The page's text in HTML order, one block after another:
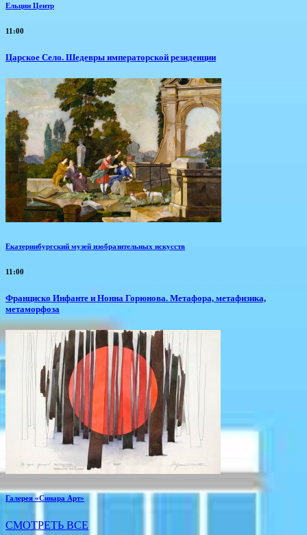
Ельцин Центр
11:00
Царское Село. Шедевры императорской резиденции
Екатеринбургский музей изобразительных искусств
11:00
Франциско Инфанте и Нонна Горюнова. Метафора, метафизика,
метаморфоза
Галерея «Синара Арт»
СМОТРЕТЬ ВСЕ